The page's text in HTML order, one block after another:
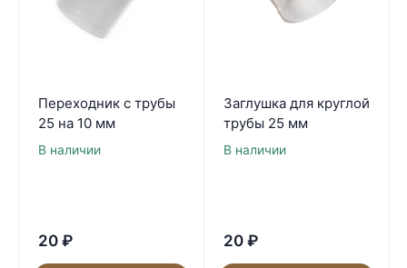
Переходник с трубы
25 на 10 мм
В наличии
20 ₽
Заглушка для круглой
трубы 25 мм
В наличии
20 ₽